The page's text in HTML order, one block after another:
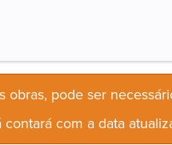
pode ser
com a data